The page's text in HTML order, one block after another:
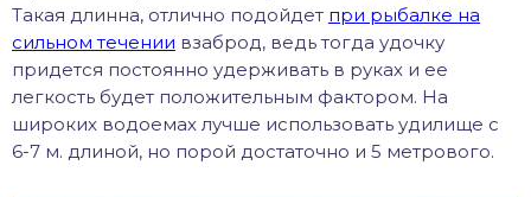
Такая длинна, отлично подойдет при рыбалке на
сильном течении взаброд, ведь тогда удочку
придется постоянно удерживать в руках и ее
легкость будет положительным фактором. На
широких водоемах лучше использовать удилище с
6-7 м. длиной, но порой достаточно и 5 метрового.